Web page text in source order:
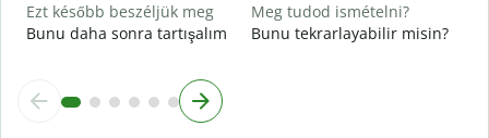
Ezt később beszéljük meg
Bunu daha sonra tartışalım
Meg tudod ismételni?
Bunu tekrarlayabilir misin?